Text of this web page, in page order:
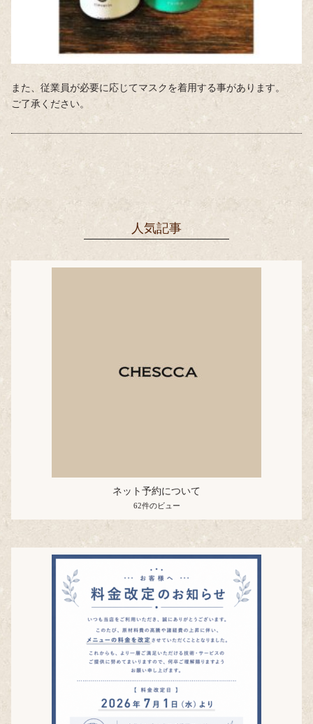
また、従業員が必要に応じてマスクを着用する事があります。
ご了承ください。
人気記事
ネット予約について
62件のビュー